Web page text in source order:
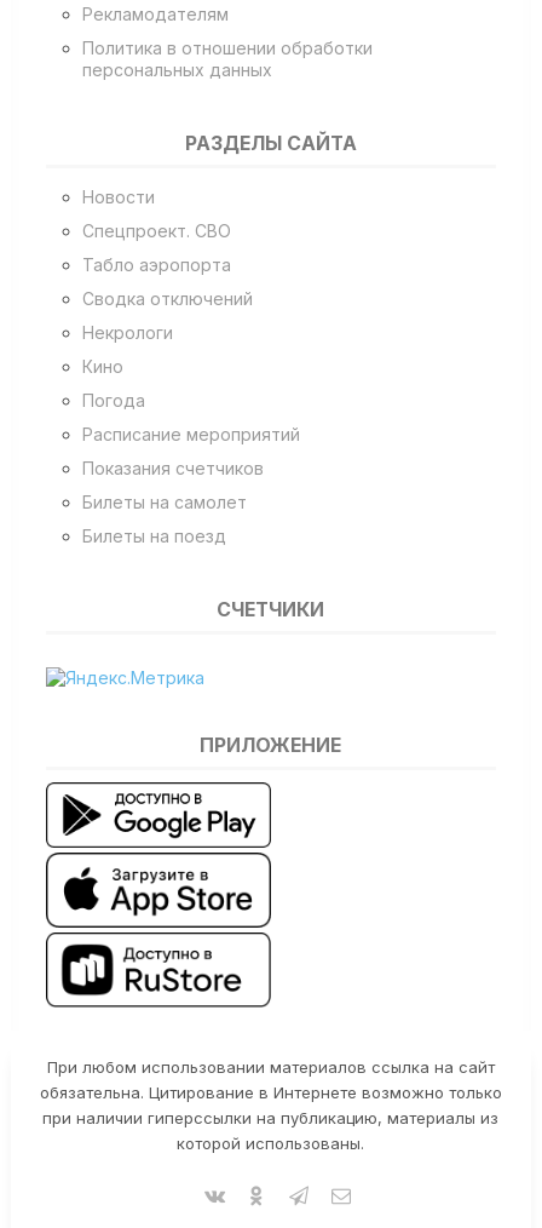
Рекламодателям
Политика в отношении обработки
персональных данных
РАЗДЕЛЫ САЙТА
Новости
Спецпроект. СВО
Табло аэропорта
Сводка отключений
Некрологи
Кино
Погода
Расписание мероприятий
Показания счетчиков
Билеты на самолет
Билеты на поезд
СЧЕТЧИКИ
ПРИЛОЖЕНИЕ
При любом использовании материалов ссылка на сайт
обязательна. Цитирование в Интернете возможно только
при наличии гиперссылки на публикацию, материалы из
которой использованы.